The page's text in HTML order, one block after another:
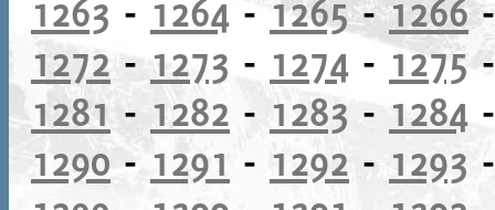
1263 - 1264-1265-1266
1272- 1273 - 1274 - 1275
1281- 1282 - 1283 - 1284
1290- 1291 - 1292 - 1293